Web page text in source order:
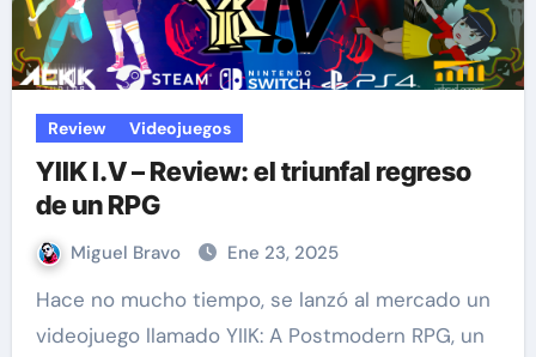
Review Videojuegos
YIIK I.V – Review: el triunfal regreso
de un RPG
Miguel Bravo Ene 23, 2025
Hace no mucho tiempo, se lanzó al mercado un
videojuego llamado YIIK: A Postmodern RPG, un